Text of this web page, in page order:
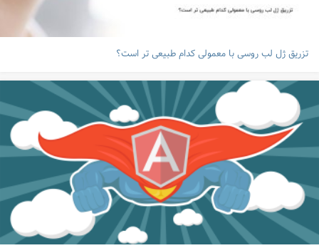
تزریق ژل لب روسی با معمولی کدام طبیعی تر است؟